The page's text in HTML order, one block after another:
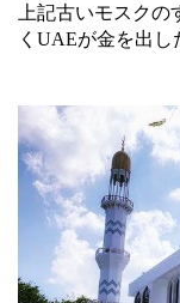
上記古いモスク
くUAEが金を出し